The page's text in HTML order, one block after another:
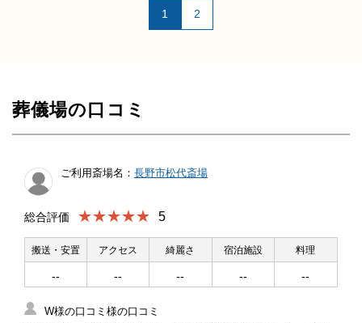
1 2
葬儀場の口コミ
ご利用斎場名： 長野市松代斎場
総合評価 ★★★★★ 5
搬送・安置
--
アクセス
--
綺麗さ
--
宿泊施設
--
料理
--
W様の口コミ様の口コミ